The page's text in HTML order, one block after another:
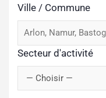
Ville / Commune
Secteur d'activité